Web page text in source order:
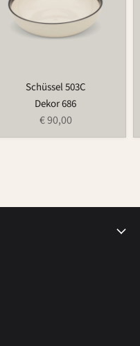
Schüssel 503C
Dekor 686
€ 90,00